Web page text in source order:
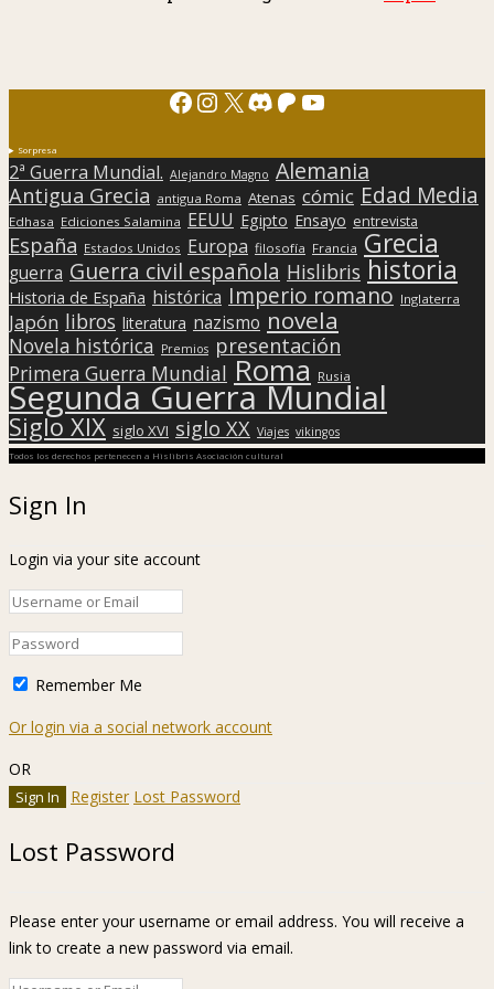
Facebook
Instagram
X Discord
Patreon
YouTube
Sorpresa
2ª Guerra Mundial. Alejandro Magno Alemania
Antigua Grecia antigua Roma Atenas cómic Edad Media
Edhasa Ediciones Salamina EEUU Egipto Ensayo entrevista
España Estados Unidos Europa filosofía Francia Grecia
guerra Guerra civil española Hislibris historia
Historia de España histórica Imperio romano Inglaterra
Japón libros literatura nazismo novela
Novela histórica Premios presentación
Primera Guerra Mundial Roma Rusia
Segunda Guerra Mundial
Siglo XIX siglo XVI siglo XX Viajes vikingos
Todos los derechos pertenecen a Hislibris Asociación cultural
Sign In
Login via your site account
Remember Me
Or login via a social network account
OR
Register Lost Password
Lost Password
Please enter your username or email address. You will receive a
link to create a new password via email.